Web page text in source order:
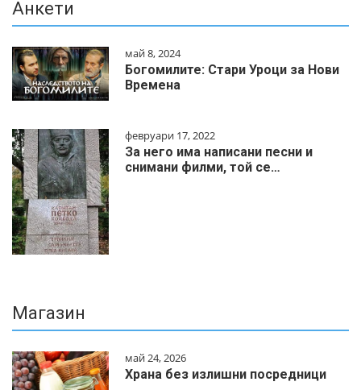
Анкети
май 8, 2024
Богомилите: Стари Уроци за Нови
Времена
февруари 17, 2022
За него има написани песни и
снимани филми, той се…
Магазин
май 24, 2026
Храна без излишни посредници